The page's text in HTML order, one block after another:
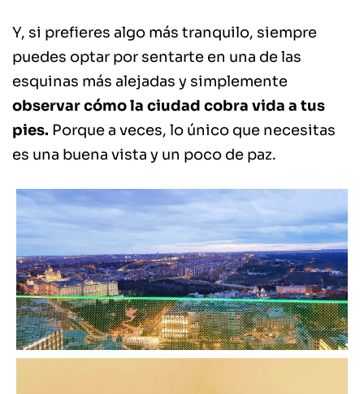
Y, si prefieres algo más tranquilo, siempre
puedes optar por sentarte en una de las
esquinas más alejadas y simplemente
observar cómo la ciudad cobra vida a tus
pies. Porque a veces, lo único que necesitas
es una buena vista y un poco de paz.